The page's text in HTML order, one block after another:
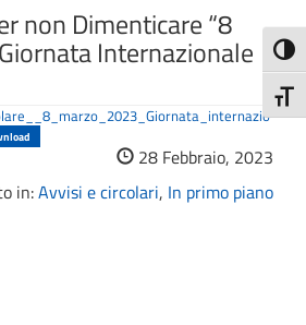
non Dimenticare “8
Internazionale
28 Febbraio, 2023
in:Avvisi e circolari, In primo piano